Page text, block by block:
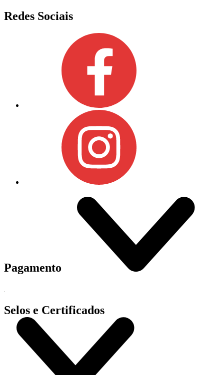
Redes Sociais
Pagamento
Selos e Certificados